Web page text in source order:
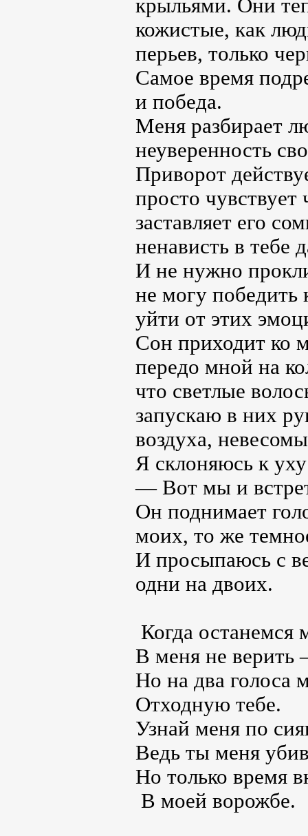
крыльями. Они
кожистые, как
перьев, только
Самое время
и победа.
Меня разбирает
неуверенность
Приворот
просто чувствует
заставляет его
ненависть в тебе
И не нужно
не могу победить
уйти от этих
Сон приходит ко
передо мной на
что светлые
запускаю в них
воздуха,
Я склоняюсь к
— Вот мы и
Он поднимает
моих, то же
И просыпаюсь с
одни на двоих.
Когда
В меня не верить
Но на два голоса
Отходную тебе.
Узнай меня по
Ведь ты меня
Но только время
В моей ворожбе.